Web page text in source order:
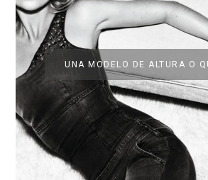
UNA MODELO DE ALTURA O